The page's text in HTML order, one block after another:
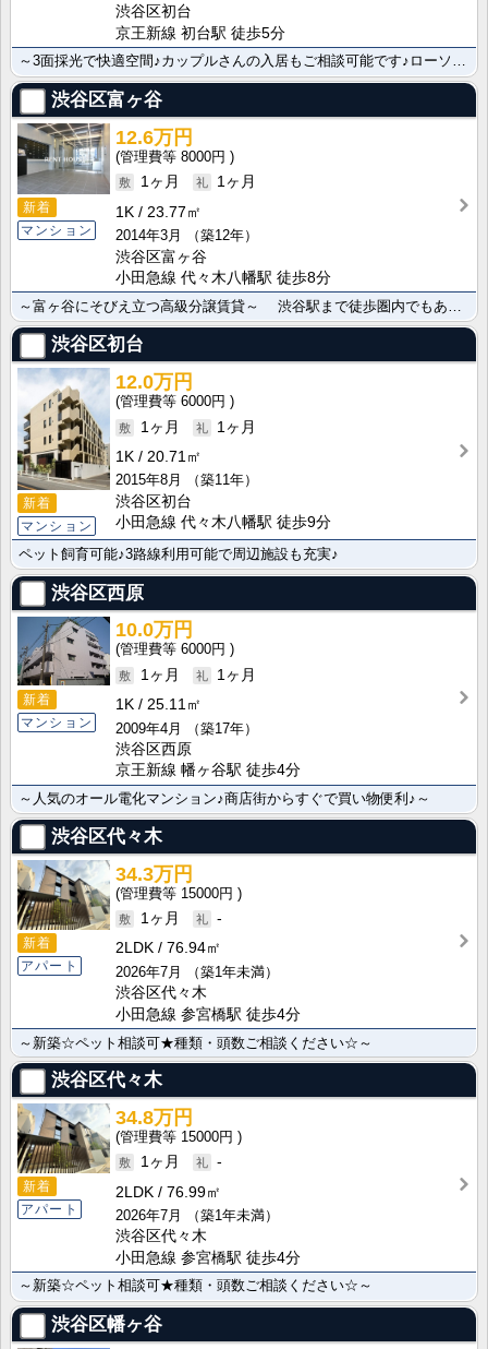
渋谷区初台
京王新線 初台駅 徒歩5分
～3面採光で快適空間♪カップルさんの入居もご相談可能です♪ローソン徒歩1分でとっても便利♪至近のOK･･･
渋谷区富ヶ谷
新着
マンション
12.6万円
8000円
1ヶ月
1ヶ月
1K
23.77㎡
2014年3月
（築12年）
渋谷区富ヶ谷
小田急線 代々木八幡駅 徒歩8分
渋谷区初台
新着
マンション
12.0万円
6000円
1ヶ月
1ヶ月
1K
20.71㎡
2015年8月
（築11年）
渋谷区初台
小田急線 代々木八幡駅 徒歩9分
ペット飼育可能♪3路線利用可能で周辺施設も充実♪
渋谷区西原
新着
マンション
10.0万円
6000円
1ヶ月
1ヶ月
1K
25.11㎡
2009年4月
（築17年）
渋谷区西原
京王新線 幡ヶ谷駅 徒歩4分
～人気のオール電化マンション♪商店街からすぐで買い物便利♪～
渋谷区代々木
新着
アパート
34.3万円
15000円
1ヶ月
-
2LDK
76.94㎡
2026年7月
（築1年未満）
渋谷区代々木
小田急線 参宮橋駅 徒歩4分
～新築☆ペット相談可★種類・頭数ご相談ください☆～
渋谷区代々木
新着
アパート
34.8万円
15000円
1ヶ月
-
2LDK
76.99㎡
2026年7月
（築1年未満）
渋谷区代々木
小田急線 参宮橋駅 徒歩4分
～新築☆ペット相談可★種類・頭数ご相談ください☆～
渋谷区幡ヶ谷